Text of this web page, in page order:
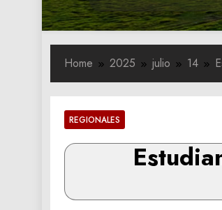
Home 2025 julio 14
REGIONALES